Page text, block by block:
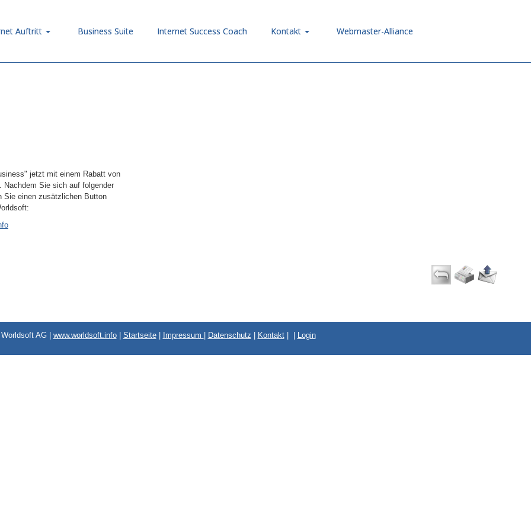
Auftritt Business Suite Internet Success Coach Kontakt Webmaster-Alliance
jetzt mit einem Rabatt von
Sie sich auf folgender
Sie einen zusätzlichen Button
AG | www.worldsoft.info| Startseite| Impressum Datenschutz Kontakt| Login